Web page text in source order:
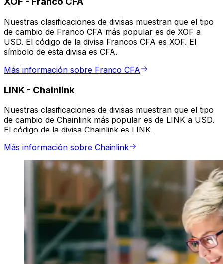
Nuestras clasificaciones de divisas muestran que el tipo
de cambio de Franco CFA más popular es de XOF a
USD. El código de la divisa Francos CFA es XOF. El
símbolo de esta divisa es CFA.
Más información sobre Franco CFA
LINK - Chainlink
Nuestras clasificaciones de divisas muestran que el tipo
de cambio de Chainlink más popular es de LINK a USD.
El código de la divisa Chainlink es LINK.
Más información sobre Chainlink